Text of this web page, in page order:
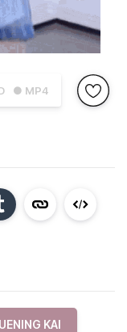
● MP4
KAI